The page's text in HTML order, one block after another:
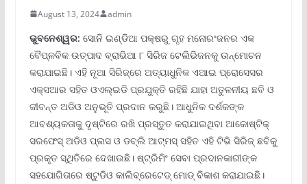
August 13, 2024 admin
ଭୁବନେଶ୍ୱର: ସୋନି ଇଣ୍ଡିଆ ପକ୍ଷରୁ ଗୃହ ମନୋରଂଜନର ଏକ
ବୈପ୍ଳବିକ ଉତ୍ପାଦ ବ୍ରାଭିଆ ୮ ସିରିଜ ଟେଲିଭିଜନକୁ ଉନ୍ମୋଚନ
କରାଯାଇଛି। ଏହି ନୂଆ ସିରିଜ୍‌ରେ ଅତ୍ୟାଧୁନିକ ଏଆଇ ପ୍ରୋସେସର
ଏକ୍ସଆର ସହିତ ଓଏଲ୍‌ଇଡି ପ୍ରଯୁକ୍ତି ରହିଛି ଯାହା ଅତୁଳନୀୟ ଛବି ଓ
ଜୀବନ୍ତ ଅଡିଓ ଅନୁଭୂତି ପ୍ରଦାନ କରୁଛି। ଆଧୁନିକ ଦର୍ଶକଙ୍କ
ଆବଶ୍ୟକତାକୁ ଦୃଷ୍ଟିରେ ରଖି ପ୍ରସ୍ତୁତ କରାଯାଇଥିବା ଆକୋଷ୍ଟିକ୍
ସରଫେସ୍ ଅଡିଓ ପ୍ଲସ ଓ ଡବ୍‌ଲି ଆଟ୍‌ମସ୍ ସହିତ ଏହି ଟିଭି ସିରିଜ୍ ଛବିକୁ
ପ୍ରକୃତ ସ୍ଥିତିରେ ଦେଖାଉଛି। ଷ୍ଟ୍ରିମିଂ ସେବା ପ୍ରଦାନକାରୀଙ୍କ
ସହଯୋଗିତାରେ ଷ୍ଟୁଡିଓ କାଲିବ୍ରେଟେଡ୍ ମୋଡ୍ ବିକାଶ କରାଯାଇଛି।